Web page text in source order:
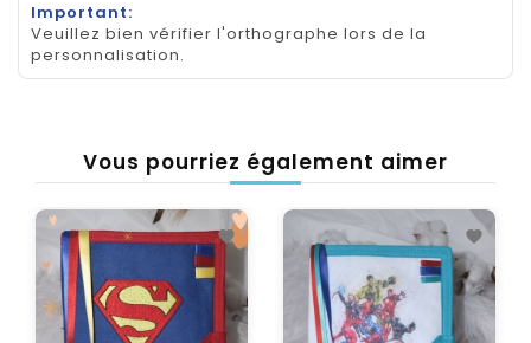
Important:
Veuillez bien vérifier l'orthographe lors de la
personnalisation.
Vous pourriez également aimer